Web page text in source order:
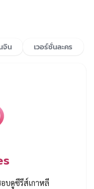
จิน เวอร์ชั่นละคร
บดูซีรีส์เกาหลี